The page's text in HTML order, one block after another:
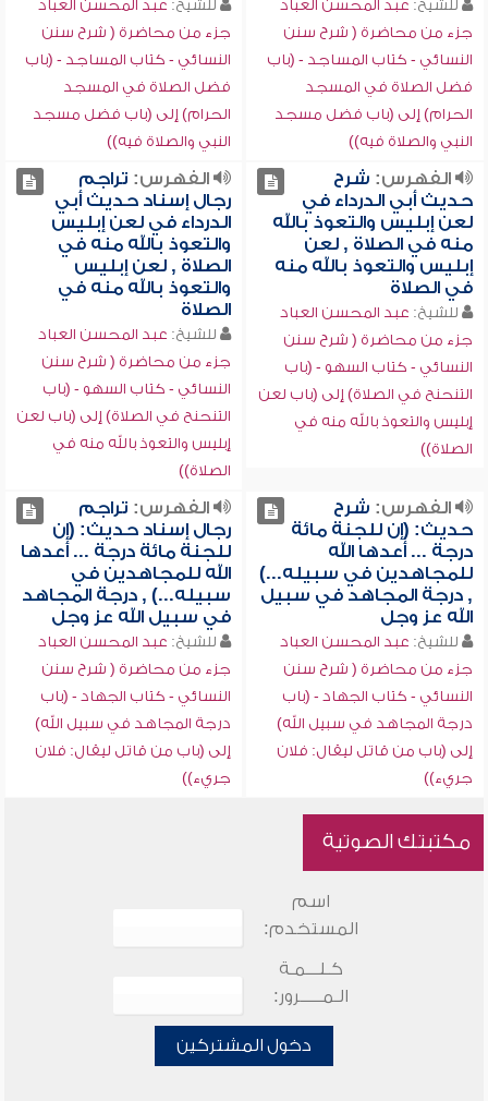
للشيخ: عبد المحسن العباد
جزء من محاضرة ( شرح سنن
النسائي - كتاب المساجد - (باب
فضل الصلاة في المسجد
الحرام) إلى (باب فضل مسجد
النبي والصلاة فيه))
للشيخ: عبد المحسن العباد
جزء من محاضرة ( شرح سنن
النسائي - كتاب المساجد - (باب
فضل الصلاة في المسجد
الحرام) إلى (باب فضل مسجد
النبي والصلاة فيه))
الفهرس: شرح
حديث أبي الدرداء في
لعن إبليس والتعوذ بالله
منه في الصلاة , لعن
إبليس والتعوذ بالله منه
في الصلاة
للشيخ: عبد المحسن العباد
جزء من محاضرة ( شرح سنن
النسائي - كتاب السهو - (باب
التنحنح في الصلاة) إلى (باب لعن
إبليس والتعوذ بالله منه في
الصلاة))
الفهرس: تراجم
رجال إسناد حديث أبي
الدرداء في لعن إبليس
والتعوذ بالله منه في
الصلاة , لعن إبليس
والتعوذ بالله منه في
الصلاة
للشيخ: عبد المحسن العباد
جزء من محاضرة ( شرح سنن
النسائي - كتاب السهو - (باب
التنحنح في الصلاة) إلى (باب لعن
إبليس والتعوذ بالله منه في
الصلاة))
الفهرس: شرح
حديث: (إن للجنة مائة
درجة ... أعدها الله
للمجاهدين في سبيله...)
, درجة المجاهد في سبيل
الله عز وجل
للشيخ: عبد المحسن العباد
جزء من محاضرة ( شرح سنن
النسائي - كتاب الجهاد - (باب
درجة المجاهد في سبيل الله)
إلى (باب من قاتل ليقال: فلان
جريء))
الفهرس: تراجم
رجال إسناد حديث: (إن
للجنة مائة درجة ... أعدها
الله للمجاهدين في
سبيله...) , درجة المجاهد
في سبيل الله عز وجل
للشيخ: عبد المحسن العباد
جزء من محاضرة ( شرح سنن
النسائي - كتاب الجهاد - (باب
درجة المجاهد في سبيل الله)
إلى (باب من قاتل ليقال: فلان
جريء))
مكتبتك الصوتية
اسم
المستخدم:
كـلـــمـة
الـمـــــرور:
دخول المشتركين